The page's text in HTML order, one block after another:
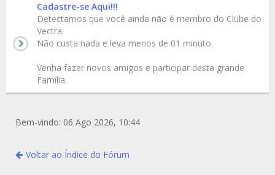
Cadastre-se Aqui!!!
Detectamos que você ainda não é membro do Clube do
Vectra.
Não custa nada e leva menos de 01 minuto.
Venha fazer novos amigos e participar desta grande
Família.
Bem-vindo: 06 Ago 2026, 10:44
Voltar ao Índice do Fórum